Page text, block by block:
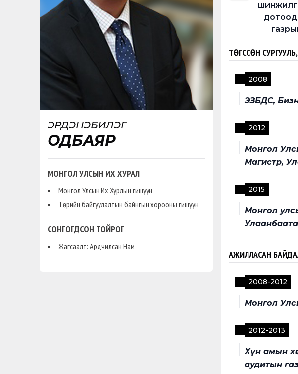
ЭРДЭНЭБИЛЭГ
ОДБАЯР
МОНГОЛ УЛСЫН ИХ ХУРАЛ
Монгол Улсын Их Хурлын гишүүн
Төрийн байгуулалтын байнгын хорооны гишүүн
СОНГОГДСОН ТОЙРОГ
Жагсаалт: Ардчилсан Нам
дотоод
ТӨГССӨН
2008
ЭЗБДС,
2012
Монгол
Магистр,
2015
Монгол
АЖИЛЛАСАН
2008-2012
Монгол
2012-2013
Хүн амын
аудитын